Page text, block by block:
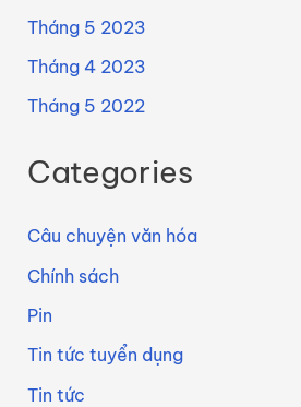
Tháng 5 2023
Tháng 4 2023
Tháng 5 2022
Categories
Câu chuyện văn hóa
Chính sách
Pin
Tin tức tuyển dụng
Tin tức